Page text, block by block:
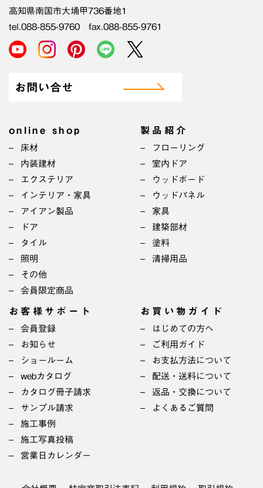
高知県南国市大埇甲736番地1
tel.088-855-9760 fax.088-855-9761
お問い合せ
online shop
床材
内装建材
エクステリア
インテリア・家具
アイアン製品
ドア
タイル
照明
その他
会員限定商品
製品紹介
フローリング
室内ドア
ウッドボード
ウッドパネル
家具
建築部材
塗料
清掃用品
お客様サポート
会員登録
お知らせ
ショールーム
webカタログ
カタログ冊子請求
サンプル請求
施工事例
施工写真投稿
営業日カレンダー
お買い物ガイド
はじめての方へ
ご利用ガイド
お支払方法について
配送・送料について
返品・交換について
よくあるご質問